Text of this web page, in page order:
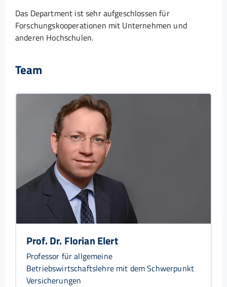
Das Department ist sehr aufgeschlossen für
Forschungskooperationen mit Unternehmen und
anderen Hochschulen.
Team
Prof. Dr. Florian Elert
Professor für allgemeine
Betriebswirtschaftslehre mit dem Schwerpunkt
Versicherungen